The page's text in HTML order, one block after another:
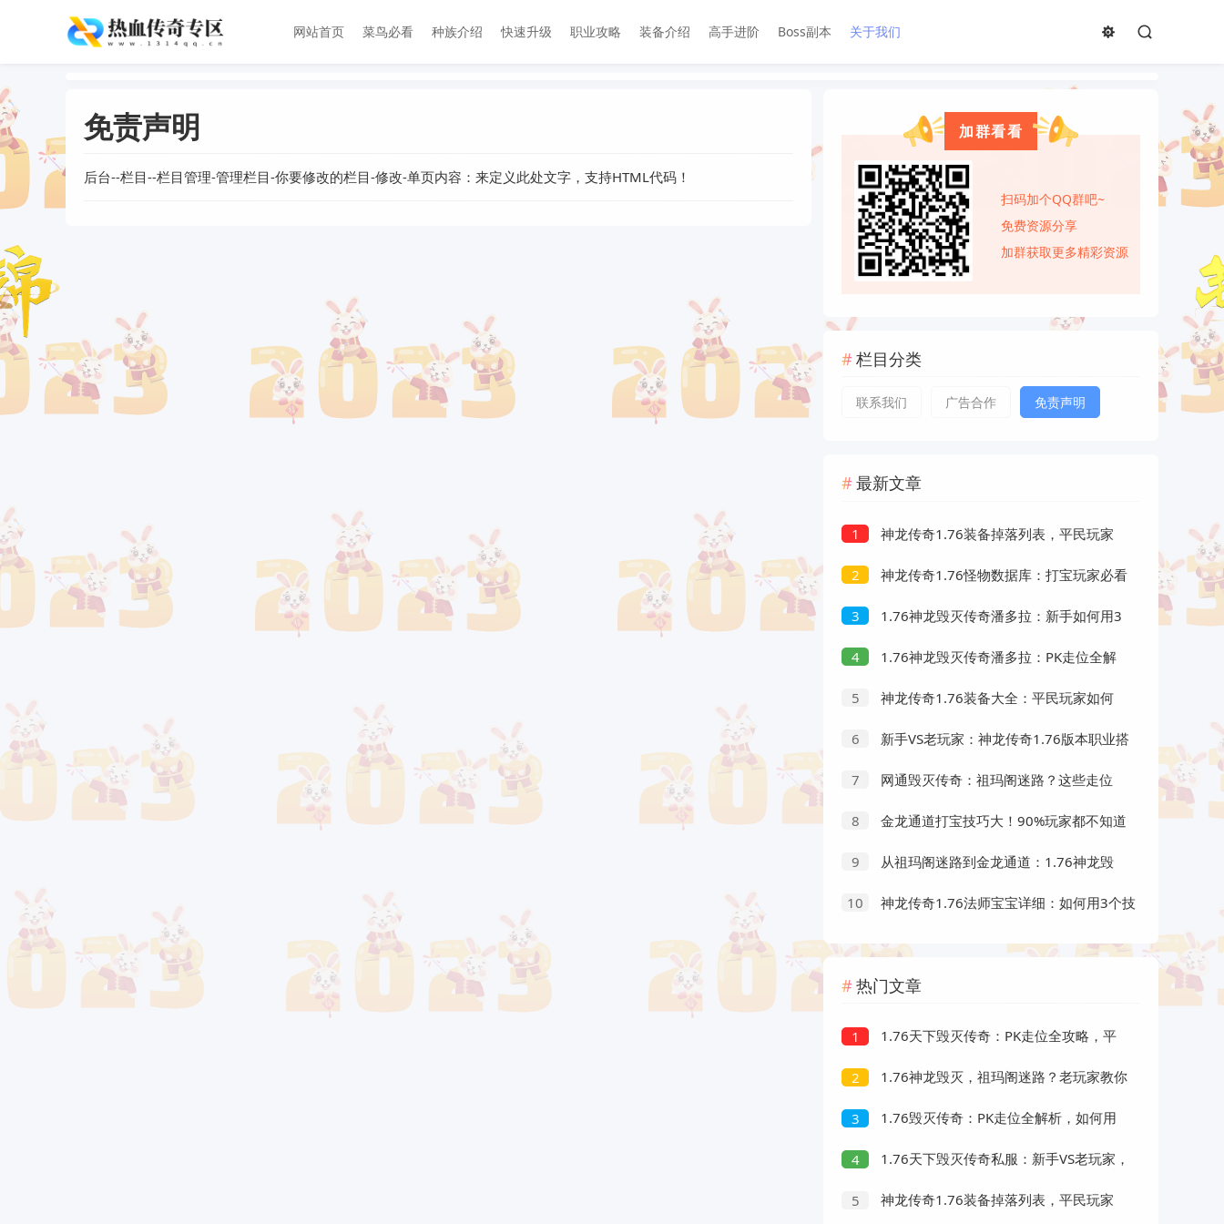
网站首页 菜鸟必看 种族介绍 快速升级 职业攻略 装备介绍 高手进阶 Boss副本 关于我们
免责声明
后台--栏目--栏目管理-管理栏目-你要修改的栏目-修改-单页内容：来定义此处文字，支持HTML代码！
加群看看
扫码加个QQ群吧~
免费资源分享
加群获取更多精彩资源
栏目分类
联系我们 广告合作 免责声明
最新文章
1
神龙传奇1.76装备掉落列表，平民玩家
2
神龙传奇1.76怪物数据库：打宝玩家必看
3
1.76神龙毁灭传奇潘多拉：新手如何用3
4
1.76神龙毁灭传奇潘多拉：PK走位全解
5
神龙传奇1.76装备大全：平民玩家如何
6
新手VS老玩家：神龙传奇1.76版本职业搭
7
网通毁灭传奇：祖玛阁迷路？这些走位
8
金龙通道打宝技巧大！90%玩家都不知道
9
从祖玛阁迷路到金龙通道：1.76神龙毁
10
神龙传奇1.76法师宝宝详细：如何用3个技
热门文章
1
1.76天下毁灭传奇：PK走位全攻略，平
2
1.76神龙毁灭，祖玛阁迷路？老玩家教你
3
1.76毁灭传奇：PK走位全解析，如何用
4
1.76天下毁灭传奇私服：新手VS老玩家，
5
神龙传奇1.76装备掉落列表，平民玩家